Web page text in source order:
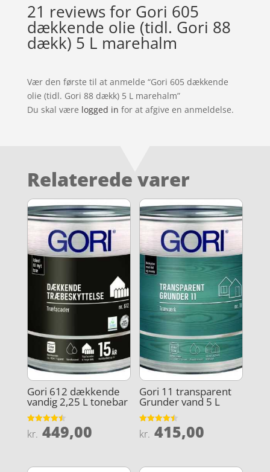
21 reviews for Gori 605
dækkende olie (tidl. Gori 88
dækk) 5 L marehalm
Vær den første til at anmelde “Gori 605 dækkende
olie (tidl. Gori 88 dækk) 5 L marehalm”
Du skal være logged in for at afgive en anmeldelse.
Relaterede varer
Gori 612 dækkende
vandig 2,25 L tonebar
Vurderet
4.5
kr. 449,00
Gori 11 transparent
Grunder vand 5 L
Vurderet
4.5
kr. 415,00